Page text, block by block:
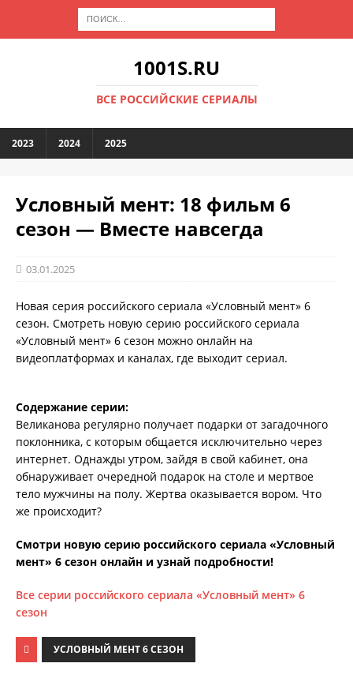
1001S.RU
ВСЕ РОССИЙСКИЕ СЕРИАЛЫ
2023 2024 2025
Условный мент: 18 фильм 6
сезон — Вместе навсегда
03.01.2025
Новая серия российского сериала «Условный мент» 6
сезон. Смотреть новую серию российского сериала
«Условный мент» 6 сезон можно онлайн на
видеоплатформах и каналах, где выходит сериал.
Содержание серии:
Великанова регулярно получает подарки от загадочного
поклонника, с которым общается исключительно через
интернет. Однажды утром, зайдя в свой кабинет, она
обнаруживает очередной подарок на столе и мертвое
тело мужчины на полу. Жертва оказывается вором. Что
же происходит?
Смотри новую серию российского сериала «Условный
мент» 6 сезон онлайн и узнай подробности!
Все серии российского сериала «Условный мент» 6
сезон
УСЛОВНЫЙ МЕНТ 6 СЕЗОН